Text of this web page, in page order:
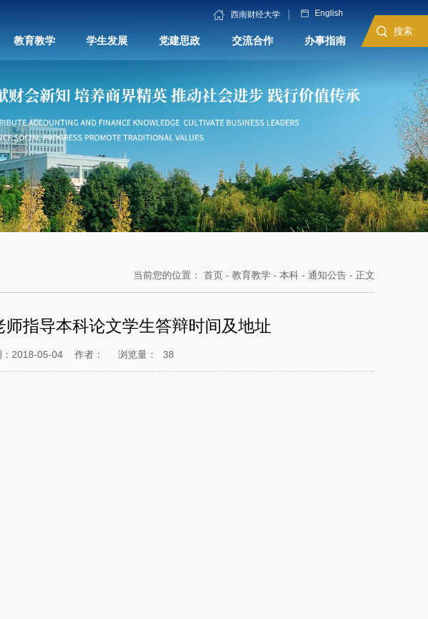
西南财经大学 English
教育教学 学生发展 党建思政 交流合作 办事指南
搜索
当前您的位置： 首页 - 教育教学 - 本科 - 通知公告 - 正文
指导本科论文学生答辩时间及地址
：2018-05-04 作者： 浏览量： 38